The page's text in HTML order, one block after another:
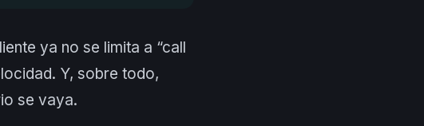
ya no se limita a “call
Y, sobre todo,
se vaya.